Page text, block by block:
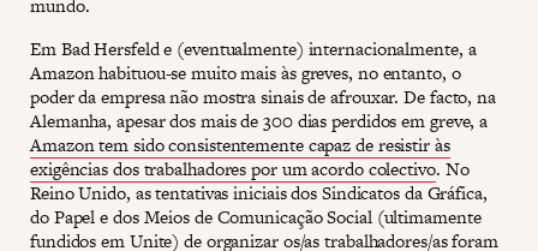
Em Bad Hersfeld e (eventualmente) internacionalmente, a
Amazon habituou-se muito mais às greves, no entanto, o
poder da empresa não mostra sinais de afrouxar. De facto, na
Alemanha, apesar dos mais de 300 dias perdidos em greve, a
Amazon tem sido consistentemente capaz de resistir às
exigências dos trabalhadores por um acordo colectivo. No
Reino Unido, as tentativas iniciais dos Sindicatos da Gráfica,
do Papel e dos Meios de Comunicação Social (ultimamente
fundidos em Unite) de organizar os/as trabalhadores/as foram